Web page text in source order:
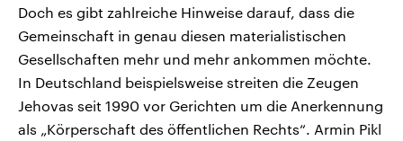
Doch es gibt zahlreiche Hinweise darauf, dass die
Gemeinschaft in genau diesen materialistischen
Gesellschaften mehr und mehr ankommen möchte.
In Deutschland beispielsweise streiten die Zeugen
Jehovas seit 1990 vor Gerichten um die Anerkennung
als „Körperschaft des öffentlichen Rechts“. Armin Pikl